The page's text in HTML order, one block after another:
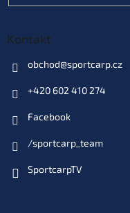
Kontakt
obchod@sportcarp.cz
+420 602 410 274
Facebook
/sportcarp_team
SportcarpTV